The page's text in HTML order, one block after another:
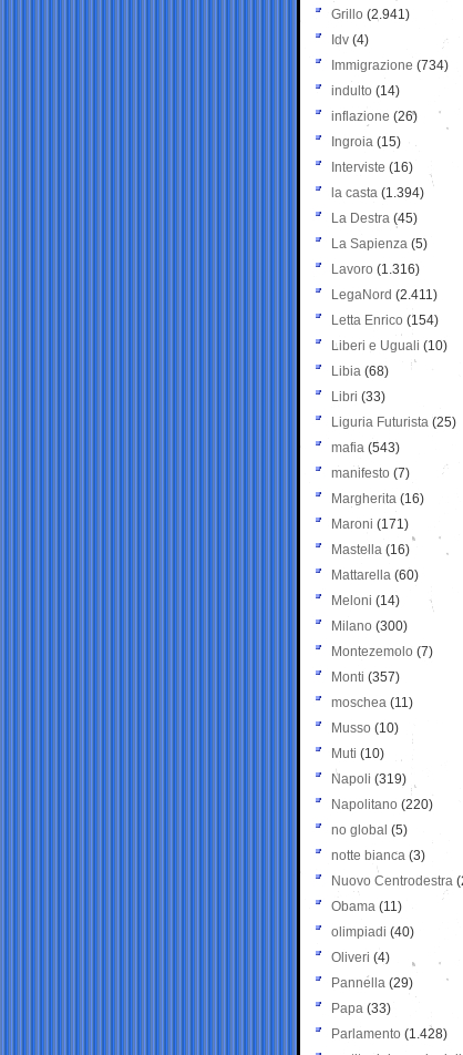
Grillo (2.941)
Idv (4)
Immigrazione (734)
indulto (14)
inflazione (26)
Ingroia (15)
Interviste (16)
la casta (1.394)
La Destra (45)
La Sapienza (5)
Lavoro (1.316)
LegaNord (2.411)
Letta Enrico (154)
Liberi e Uguali (10)
Libia (68)
Libri (33)
Liguria Futurista (25)
mafia (543)
manifesto (7)
Margherita (16)
Maroni (171)
Mastella (16)
Mattarella (60)
Meloni (14)
Milano (300)
Montezemolo (7)
Monti (357)
moschea (11)
Musso (10)
Muti (10)
Napoli (319)
Napolitano (220)
no global (5)
notte bianca (3)
Nuovo Centrodestra
Obama (11)
olimpiadi (40)
Oliveri (4)
Pannella (29)
Papa (33)
Parlamento (1.428)